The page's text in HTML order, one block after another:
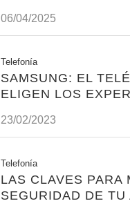
06/04/2025
Telefonía
SAMSUNG: EL
ELIGEN LOS
23/02/2023
Telefonía
LAS CLAVES PARA
SEGURIDAD DE